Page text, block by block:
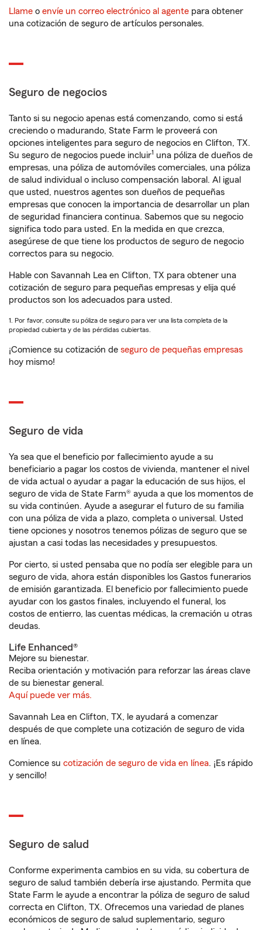
Llame o envíe un correo electrónico al agente para obtener
una cotización de seguro de artículos personales.
Seguro de negocios
Tanto si su negocio apenas está comenzando, como si está
creciendo o madurando, State Farm le proveerá con
opciones inteligentes para seguro de negocios en Clifton, TX.
Su seguro de negocios puede incluir1 una póliza de dueños de
empresas, una póliza de automóviles comerciales, una póliza
de salud individual o incluso compensación laboral. Al igual
que usted, nuestros agentes son dueños de pequeñas
empresas que conocen la importancia de desarrollar un plan
de seguridad financiera continua. Sabemos que su negocio
significa todo para usted. En la medida en que crezca,
asegúrese de que tiene los productos de seguro de negocio
correctos para su negocio.
Hable con Savannah Lea en Clifton, TX para obtener una
cotización de seguro para pequeñas empresas y elija qué
productos son los adecuados para usted.
1. Por favor, consulte su póliza de seguro para ver una lista completa de la
propiedad cubierta y de las pérdidas cubiertas.
¡Comience su cotización de seguro de pequeñas empresas
hoy mismo!
Seguro de vida
Ya sea que el beneficio por fallecimiento ayude a su
beneficiario a pagar los costos de vivienda, mantener el nivel
de vida actual o ayudar a pagar la educación de sus hijos, el
seguro de vida de State Farm® ayuda a que los momentos de
su vida continúen. Ayude a asegurar el futuro de su familia
con una póliza de vida a plazo, completa o universal. Usted
tiene opciones y nosotros tenemos pólizas de seguro que se
ajustan a casi todas las necesidades y presupuestos.
Por cierto, si usted pensaba que no podía ser elegible para un
seguro de vida, ahora están disponibles los Gastos funerarios
de emisión garantizada. El beneficio por fallecimiento puede
ayudar con los gastos finales, incluyendo el funeral, los
costos de entierro, las cuentas médicas, la cremación u otras
deudas.
Life Enhanced®
Mejore su bienestar.
Reciba orientación y motivación para reforzar las áreas clave
de su bienestar general.
Aquí puede ver más.
Savannah Lea en Clifton, TX, le ayudará a comenzar
después de que complete una cotización de seguro de vida
en línea.
Comience su cotización de seguro de vida en línea. ¡Es rápido
y sencillo!
Seguro de salud
Conforme experimenta cambios en su vida, su cobertura de
seguro de salud también debería irse ajustando. Permita que
State Farm le ayude a encontrar la póliza de seguro de salud
correcta en Clifton, TX. Ofrecemos una variedad de planes
económicos de seguro de salud suplementario, seguro